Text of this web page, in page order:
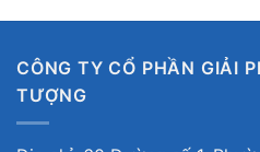
CÔNG TY CỔ PHẦN GIẢI
TƯỢNG